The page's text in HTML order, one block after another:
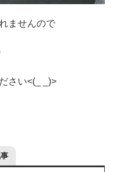
ませんので
さい<(_ _)>